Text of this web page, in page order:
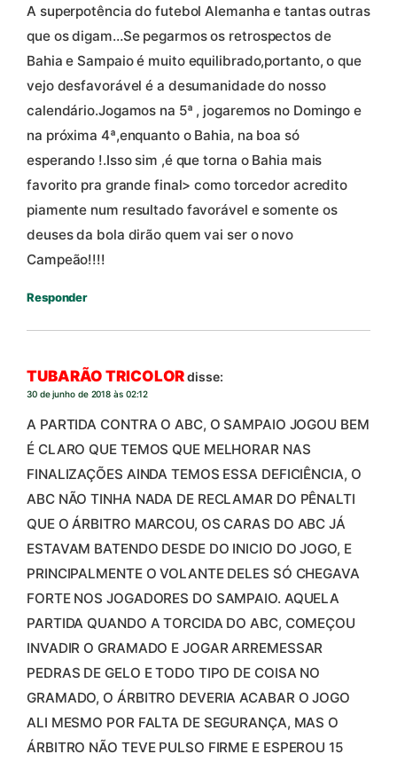
A superpotência do futebol Alemanha e tantas outras
que os digam…Se pegarmos os retrospectos de
Bahia e Sampaio é muito equilibrado,portanto, o que
vejo desfavorável é a desumanidade do nosso
calendário.Jogamos na 5ª , jogaremos no Domingo e
na próxima 4ª,enquanto o Bahia, na boa só
esperando !.Isso sim ,é que torna o Bahia mais
favorito pra grande final> como torcedor acredito
piamente num resultado favorável e somente os
deuses da bola dirão quem vai ser o novo
Campeão!!!!
Responder
TUBARÃO TRICOLORdisse:
30 de junho de 2018 às 02:12
A PARTIDA CONTRA O ABC, O SAMPAIO JOGOU BEM
É CLARO QUE TEMOS QUE MELHORAR NAS
FINALIZAÇÕES AINDA TEMOS ESSA DEFICIÊNCIA, O
ABC NÃO TINHA NADA DE RECLAMAR DO PÊNALTI
QUE O ÁRBITRO MARCOU, OS CARAS DO ABC JÁ
ESTAVAM BATENDO DESDE DO INICIO DO JOGO, E
PRINCIPALMENTE O VOLANTE DELES SÓ CHEGAVA
FORTE NOS JOGADORES DO SAMPAIO. AQUELA
PARTIDA QUANDO A TORCIDA DO ABC, COMEÇOU
INVADIR O GRAMADO E JOGAR ARREMESSAR
PEDRAS DE GELO E TODO TIPO DE COISA NO
GRAMADO, O ÁRBITRO DEVERIA ACABAR O JOGO
ALI MESMO POR FALTA DE SEGURANÇA, MAS O
ÁRBITRO NÃO TEVE PULSO FIRME E ESPEROU 15